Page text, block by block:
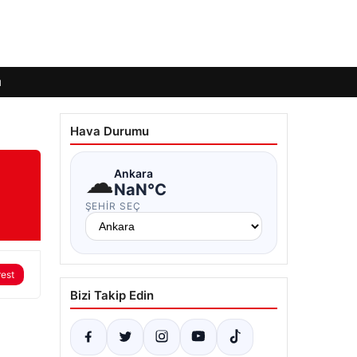
Hava Durumu
☁Ankara
NaN°C
ŞEHIR SEÇ
Bizi Takip Edin